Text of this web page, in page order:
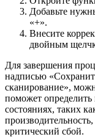
Добавьте
«+».
Внесите
двойным
Для завершения
надписью
сканирование»,
поможет
состояниях, таких
критический сбой.